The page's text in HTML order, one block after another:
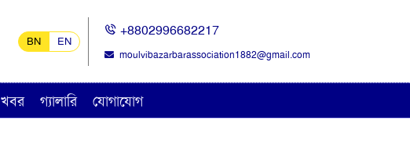
BN EN
+8802996682217
moulvibazarbarassociation1882@gmail.com
খবর গ্যালারি যোগাযোগ